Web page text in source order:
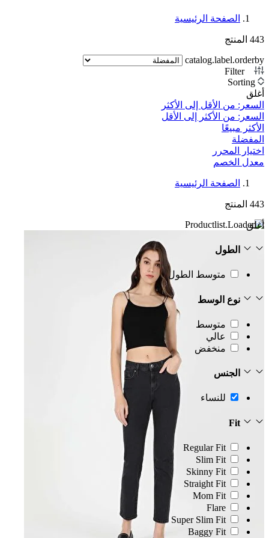
الصفحة الرئيسية
443 المنتج
catalog.label.orderby
Filter
Sorting
أغلق
السعر: من الأقل إلى الأكثر
السعر: من الأكثر إلى الأقل
الأكثر مبيعًا
المفضلة
اختيار المحرر
معدل الخصم‎
الصفحة الرئيسية
443 المنتج
أغلق
الطول
متوسط الطول
نوع الوسط
متوسط
عالي
منخفض
الجنس
للنساء
Fit
Regular Fit
Slim Fit
Skinny Fit
Straight Fit
Mom Fit
Flare
Super Slim Fit
Baggy Fit